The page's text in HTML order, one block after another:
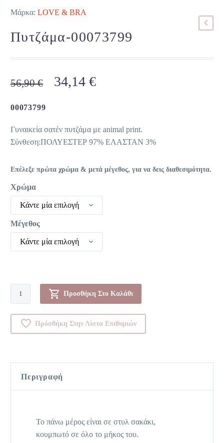
Μάρκα: LOVE & BRA
Πυτζάμα-00073799
56,90€
Original
56,90 €.
34,14 €Η
είναι:
34,14 €.
00073799
Γυναικεία σατέν πυτζάμα με animal print.
Σύνθεση:ΠΟΛΥΕΣΤΕΡ 97% ΕΛΑΣΤΑΝ 3%
Επέλεξε πρώτα χρώμα & μετά μέγεθος, για να δεις διαθεσιμότητα.
Χρώμα
Κάντε μία επιλογή
Μέγεθος
Κάντε μία επιλογή
Πυτζάμα-00073799
ποσότητα
Προσθήκη Στο Καλάθι
Πρόσθήκη Στην Λίστα Επιθυμιών
Περιγραφή
Το πάνω μέρος είναι σε στυλ σακάκι,
κουμπωτό σε όλο το μήκος του.